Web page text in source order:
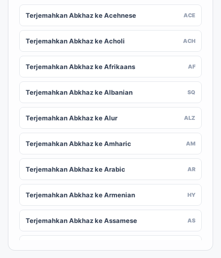
Terjemahkan Abkhaz ke Acehnese ACE
Terjemahkan Abkhaz ke Acholi ACH
Terjemahkan Abkhaz ke Afrikaans AF
Terjemahkan Abkhaz ke Albanian SQ
Terjemahkan Abkhaz ke Alur ALZ
Terjemahkan Abkhaz ke Amharic AM
Terjemahkan Abkhaz ke Arabic AR
Terjemahkan Abkhaz ke Armenian HY
Terjemahkan Abkhaz ke Assamese AS